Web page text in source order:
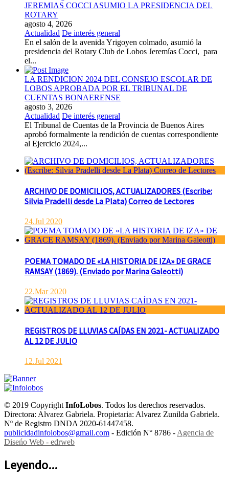
JEREMIAS COCCI ASUMIO LA PRESIDENCIA DEL
ROTARY
agosto 4, 2026
Actualidad De interés general
En el salón de la avenida Yrigoyen colmado, asumió la
presidencia del Rotary Club de Lobos Jeremías Cocci, para
el...
LA RENDICION 2024 DEL CONSEJO ESCOLAR DE
LOBOS APROBADA POR EL TRIBUNAL DE
CUENTAS BONAERENSE
agosto 3, 2026
Actualidad De interés general
El Tribunal de Cuentas de la Provincia de Buenos Aires
aprobó formalmente la rendición de cuentas correspondiente
al Ejercicio 2024,...
ARCHIVO DE DOMICILIOS, ACTUALIZADORES (Escribe:
Silvia Pradelli desde La Plata) Correo de Lectores
24.Jul 2020
POEMA TOMADO DE «LA HISTORIA DE IZA» DE GRACE
RAMSAY (1869). (Enviado por Marina Galeotti)
22.Mar 2020
REGISTROS DE LLUVIAS CAÍDAS EN 2021- ACTUALIZADO
AL 12 DE JULIO
12.Jul 2021
© 2019 CopyrightInfoLobos. Todos los derechos reservados.
Directora: Alvarez Gabriela. Propietaria: Alvarez Zunilda Gabriela.
Nº de Registro DNDA 2020-61447458.
publicidadinfolobos@gmail.com - Edición N° 8786 -Agencia de
Diseńo Web - edrweb
Leyendo...